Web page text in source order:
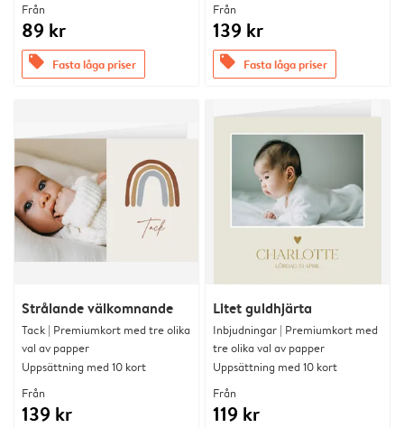
Från
89 kr
offers Fasta låga priser
Från
139 kr
offers Fasta låga priser
Strålande välkomnande
Tack | Premiumkort med tre olika
val av papper
Uppsättning med 10 kort
Från
139 kr
Litet guldhjärta
Inbjudningar | Premiumkort med
tre olika val av papper
Uppsättning med 10 kort
Från
119 kr